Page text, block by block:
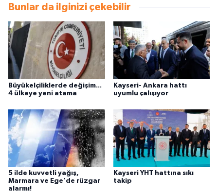
Bunlar da ilginizi çekebilir
Büyükelçiliklerde değişim...
4 ülkeye yeni atama
Kayseri- Ankara hattı
uyumlu çalışıyor
5 ilde kuvvetli yağış,
Marmara ve Ege'de rüzgar
alarmı!
Kayseri YHT hattına sıkı
takip